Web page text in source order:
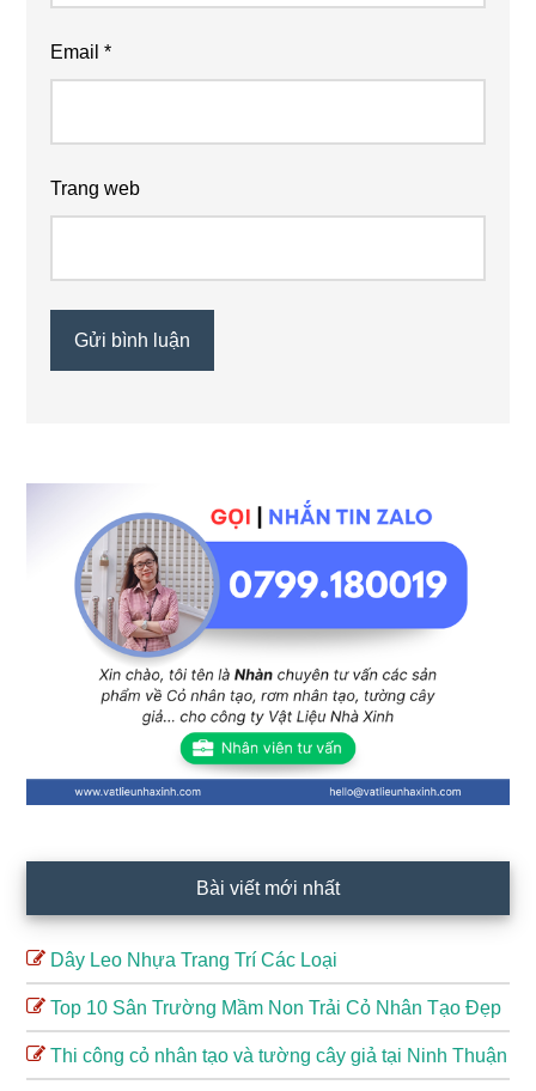
Email*
Trang web
chính
Bài viết mới nhất
Dây Leo Nhựa Trang Trí Các Loại
Top 10 Sân Trường Mầm Non Trải Cỏ Nhân Tạo Đẹp
Thi công cỏ nhân tạo và tường cây giả tại Ninh Thuận